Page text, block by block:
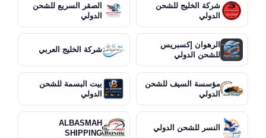
شركة الخليج للشحن
الدولي
الصقر السريع للشحن
الدولي
الرهوان إكسبريس
للشحن الدولي
شركة الخليج العربي
مؤسسة السيف للشحن
الدولي
بيت البسمة للشحن
الدولي
النسر للشحن الدولي
ALBASMAH
SHIPPING